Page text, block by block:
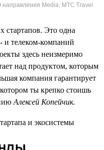
направления Media, МТС Travel
Это одна
и телеком-компаний
здесь неизмеримо
над продуктом, которым
компания гарантирует
ты крепко стоишь
Алексей Копейчик.